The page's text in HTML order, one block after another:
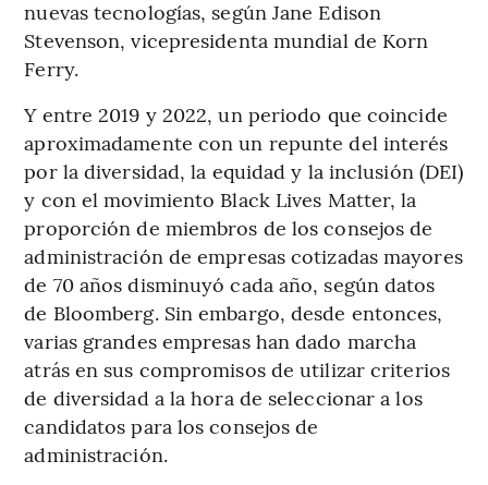
nuevas tecnologías, según Jane Edison
Stevenson, vicepresidenta mundial de Korn
Ferry.
Y entre 2019 y 2022, un periodo que coincide
aproximadamente con un repunte del interés
por la diversidad, la equidad y la inclusión (DEI)
y con el movimiento Black Lives Matter, la
proporción de miembros de los consejos de
administración de empresas cotizadas mayores
de 70 años disminuyó cada año, según datos
de Bloomberg. Sin embargo, desde entonces,
varias grandes empresas han dado marcha
atrás en sus compromisos de utilizar criterios
de diversidad a la hora de seleccionar a los
candidatos para los consejos de
administración.